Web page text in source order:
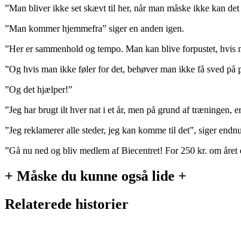
”Man bliver ikke set skævt til her, når man måske ikke kan
”Man kommer hjemmefra” siger en anden igen.
”Her er sammenhold og tempo. Man kan blive forpustet, hvis
”Og hvis man ikke føler for det, behøver man ikke få sved
”Og det hjælper!”
”Jeg har brugt ilt hver nat i et år, men på grund af træningen,
”Jeg reklamerer alle steder, jeg kan komme til det”, siger
”Gå nu ned og bliv medlem af Biecentret! For 250 kr. om
+ Måske du kunne også lide +
Relaterede historier